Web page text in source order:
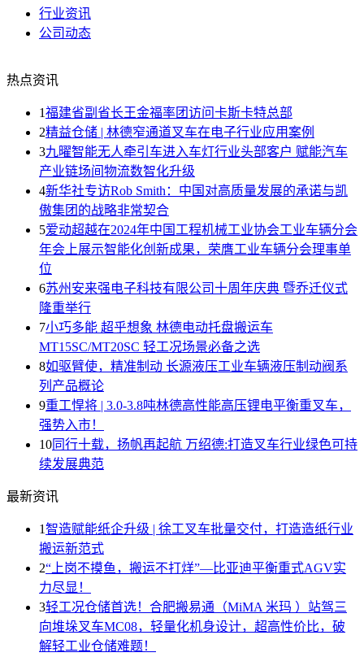
行业资讯
公司动态
热点资讯
1福建省副省长王金福率团访问卡斯卡特总部
2精益仓储 | 林德窄通道叉车在电子行业应用案例
3九曜智能无人牵引车进入车灯行业头部客户 赋能汽车
产业链场间物流数智化升级
4新华社专访Rob Smith：中国对高质量发展的承诺与凯
傲集团的战略非常契合
5爱动超越在2024年中国工程机械工业协会工业车辆分会
年会上展示智能化创新成果，荣膺工业车辆分会理事单
位
6苏州安来强电子科技有限公司十周年庆典 暨乔迁仪式
隆重举行
7小巧多能 超乎想象 林德电动托盘搬运车
MT15SC/MT20SC 轻工况场景必备之选
8如驱臂使，精准制动 长源液压工业车辆液压制动阀系
列产品概论
9重工悍将 | 3.0-3.8吨林德高性能高压锂电平衡重叉车，
强势入市！
10同行十载，扬帆再起航 万绍德:打造叉车行业绿色可持
续发展典范
最新资讯
1智造赋能纸企升级 | 徐工叉车批量交付，打造造纸行业
搬运新范式
2“上岗不摸鱼，搬运不打烊”—比亚迪平衡重式AGV实
力尽显！
3轻工况仓储首选！合肥搬易通（MiMA 米玛 ）站驾三
向堆垛叉车MC08，轻量化机身设计，超高性价比，破
解轻工业仓储难题！